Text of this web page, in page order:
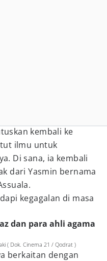
kembali ke
ilmu untuk
Di sana, ia kembali
dari Yasmin bernama
kegagalan di masa
dan para ahli agama
( Dok. Cinema 21 / Qodrat )
berkaitan dengan